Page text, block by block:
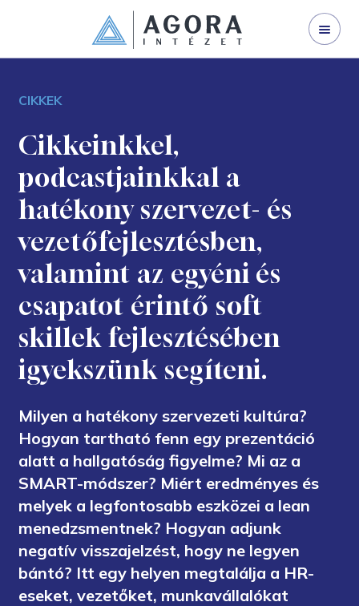
WEBINÁRJAINK
VEZETŐFEJLESZTÉS
VÁLLALATI TRÉNING
I LAND
NYÍLT KÉPZÉS
GINOP 3.2.1-21
KAPCSOLAT
RÓLUNK
CIKKEK
Cikkeinkkel,
podcastjainkkal a
hatékony szervezet- és
vezetőfejlesztésben,
valamint az egyéni és
csapatot érintő soft
skillek fejlesztésében
igyekszünk segíteni.
Milyen a hatékony szervezeti kultúra?
Hogyan tartható fenn egy prezentáció
alatt a hallgatóság figyelme? Mi az a
SMART-módszer? Miért eredményes és
melyek a legfontosabb eszközei a lean
menedzsmentnek? Hogyan adjunk
negatív visszajelzést, hogy ne legyen
bántó? Itt egy helyen megtalálja a HR-
eseket, vezetőket, munkavállalókat